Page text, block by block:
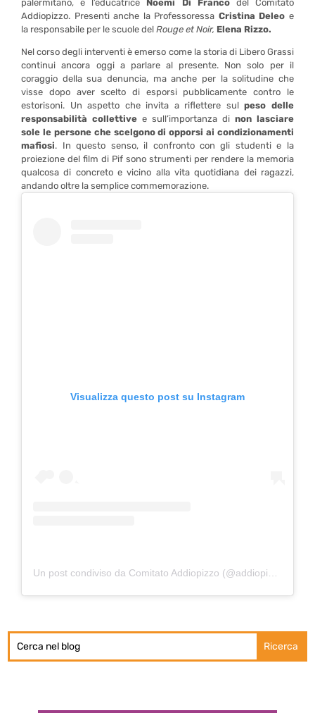
palermitano, e l’educatrice Noemi Di Francodel Comitato
Addiopizzo. Presenti anche la Professoressa Cristina Deleo e
la responsabile per le scuole delRouge et Noir, Elena Rizzo.
Nel corso degli interventi è emerso come la storia di Libero Grassi
continui ancora oggi a parlare al presente. Non solo per il
coraggio della sua denuncia, ma anche per la solitudine che
visse dopo aver scelto di esporsi pubblicamente contro le
estorisoni. Un aspetto che invita a riflettere sulpeso delle
responsabilità collettive e sull’importanza di non lasciare
sole le persone che scelgono di opporsi ai condizionamenti
mafiosi. In questo senso, il confronto con gli studenti e la
proiezione del film di Pif sono strumenti per rendere la memoria
qualcosa di concreto e vicino alla vita quotidiana dei ragazzi,
andando oltre la semplice commemorazione.
Visualizza questo post su Instagram